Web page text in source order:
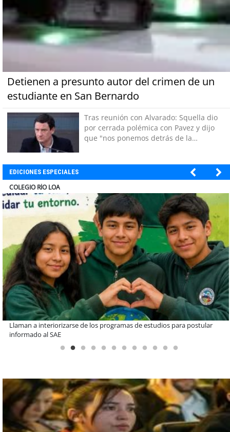
Detienen a presunto autor del crimen de un
estudiante en San Bernardo
Tras reunión con Alvarado: Squella dio
por cerrada polémica con Pavez y dijo
que "nos ponemos detrás de la
EDICIONES ESPECIALES
EL ABRA
De una cocina familiar a un equipo de 10 personas: el crecimiento de
Inkillay apoyado por Minera El Abra